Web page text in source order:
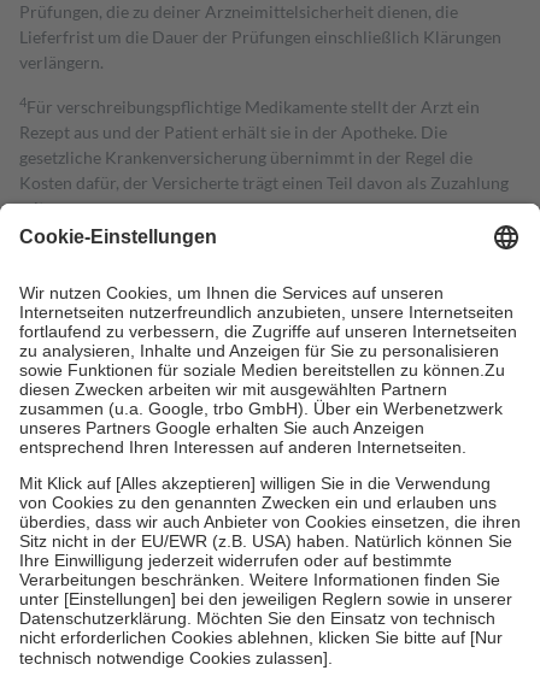
Prüfungen, die zu deiner Arzneimittelsicherheit dienen, die
Lieferfrist um die Dauer der Prüfungen einschließlich Klärungen
verlängern.
4Für verschreibungspflichtige Medikamente stellt der Arzt ein
Rezept aus und der Patient erhält sie in der Apotheke. Die
gesetzliche Krankenversicherung übernimmt in der Regel die
Kosten dafür, der Versicherte trägt einen Teil davon als Zuzahlung
mit.
Grundsätzlich leisten Mitglieder Zuzahlungen in Höhe von zehn
höchstens zehn Euro.
Es sind jedoch nie mehr als die tatsächlichen
Kosten der Leistung zu entrichten.
Diese Regeln gelten grundsätzlich auch für Online-Apotheken.
Bei Heilmitteln und häuslicher Krankenpflege beträgt die
Zuzahlung zehn Prozent der Kosten sowie zehn Euro je
Verordnung.
Um das Engagement der Versicherten für ihre eigene Gesundheit zu
stärken und die besondere Stellung der Familie zu unterstützen,
fallenkeine Zuzahlungenan bei:
• Kindern und Jugendlichen bis zum vollendeten 18. Lebensjahr
mit Ausnahme der Fahrkosten
• Untersuchungen zur Vorsorge und Früherkennung, die von der
GKV getragen werden
• empfohlenen Schutzimpfungen
• Harn- und Blutteststreifen